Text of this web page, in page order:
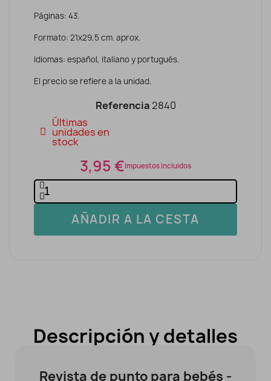
Páginas: 43.
Formato: 21x29,5 cm. aprox.
Idiomas: español, italiano y portugués.
El precio se refiere a la unidad.
Referencia 2840
Últimas
unidades en
stock
3,95 €Impuestos incluidos
AÑADIR A LA CESTA
Descripción y detalles
Revista de punto para bebés -